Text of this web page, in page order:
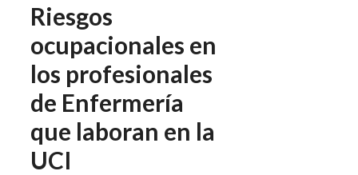
Riesgos
ocupacionales en
los profesionales
de Enfermería
que laboran en la
UCI